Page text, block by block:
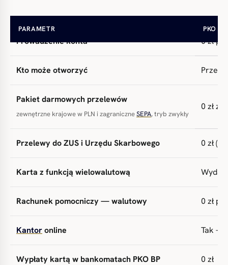
PARAMETR PKO
Prowadzenie konta 0 zł
Kto może otworzyć
Pakiet darmowych przelewów
zewnętrzne krajowe w PLN i zagraniczneSEPA, tryb zwykły
0 zł za
Przelewy do ZUS i Urzędu Skarbowego 0 zł
Karta z funkcją wielowalutową
Rachunek pomocniczy — walutowy 0 zł
Kantoronline Tak —
Wypłaty kartą w bankomatach PKO BP 0 zł